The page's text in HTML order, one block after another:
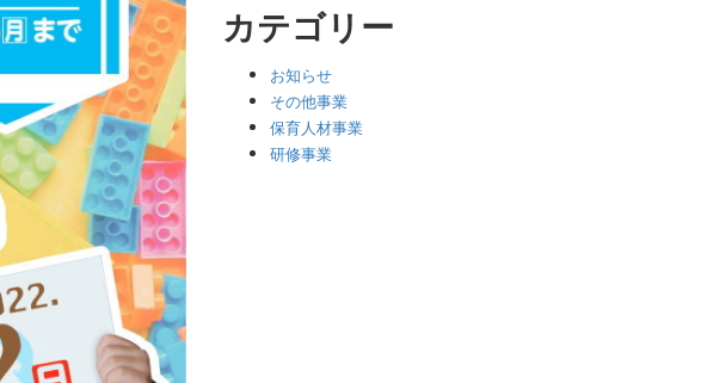
カテゴリー
お知らせ
その他事業
保育人材事業
研修事業